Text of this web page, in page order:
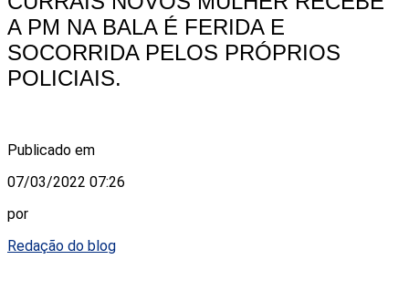
A PM NA BALA É FERIDA E
SOCORRIDA PELOS PRÓPRIOS
POLICIAIS.
Publicado em
07/03/2022 07:26
por
Redação do blog